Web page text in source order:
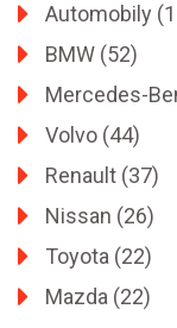
Automobily
BMW (52)
Mercedes-
Volvo (44)
Renault (37)
Nissan (26)
Toyota (22)
Mazda (22)